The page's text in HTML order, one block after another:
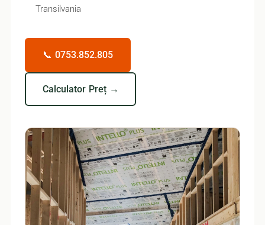
Transilvania
📞 0753.852.805
Calculator Preț →